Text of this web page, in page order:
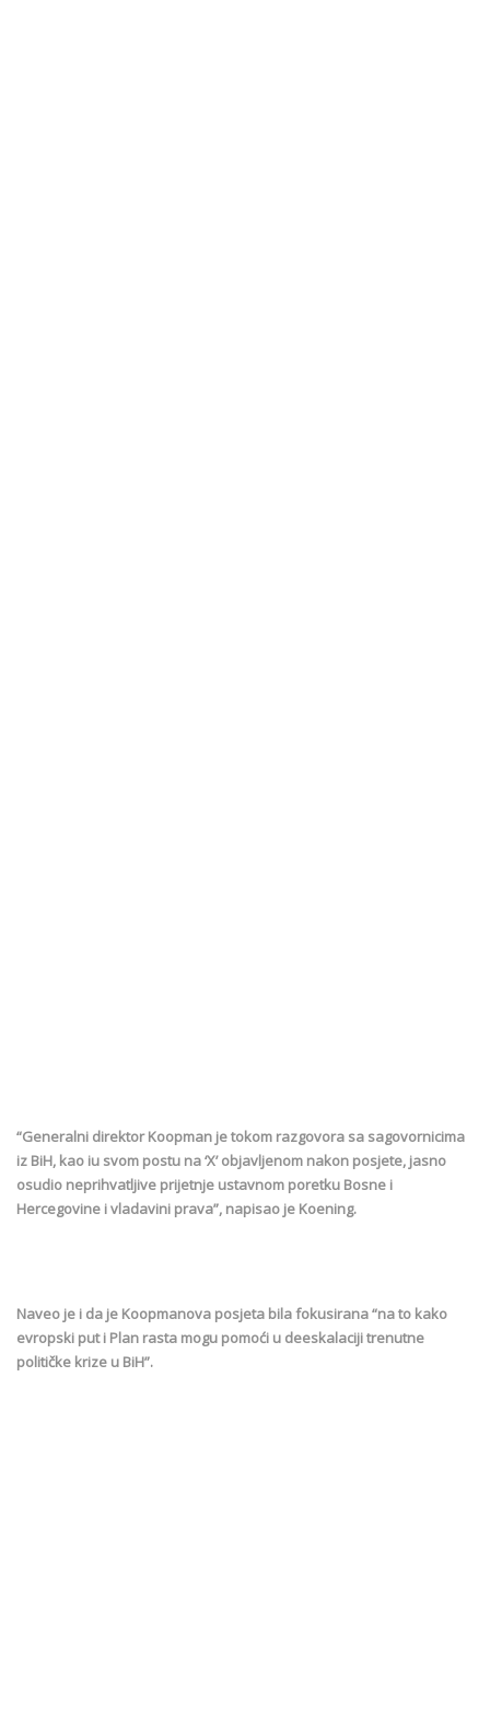
“Generalni direktor Koopman je tokom razgovora sa sagovornicima
iz BiH, kao iu svom postu na ‘X’ objavljenom nakon posjete, jasno
osudio neprihvatljive prijetnje ustavnom poretku Bosne i
Hercegovine i vladavini prava”, napisao je Koening.
Naveo je i da je Koopmanova posjeta bila fokusirana “na to kako
evropski put i Plan rasta mogu pomoći u deeskalaciji trenutne
političke krize u BiH”.